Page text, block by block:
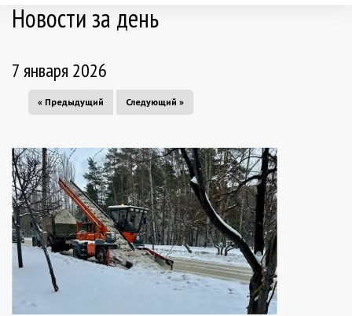
Новости за день
7 января 2026
« Предыдущий Следующий »